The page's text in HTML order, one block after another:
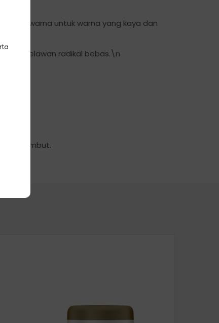
warna untuk warna yang kaya dan
melawan radikal bebas.\n
rambut.